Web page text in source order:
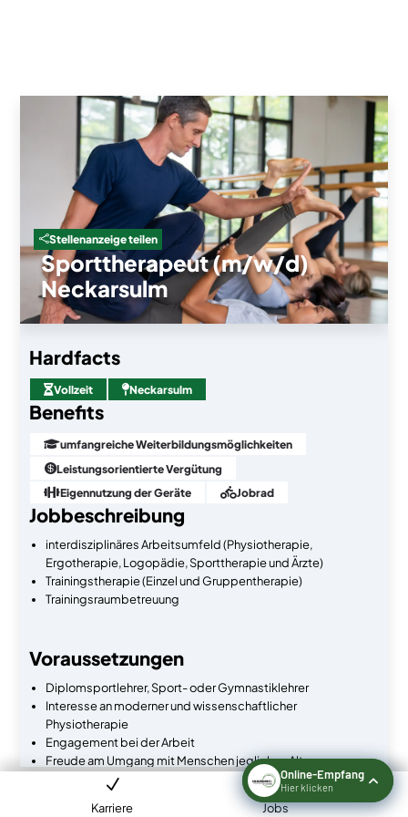
Karriere Jobs
Hardfacts
Vollzeit Neckarsulm
Benefits
umfangreiche Weiterbildungsmöglichkeiten
Leistungsorientierte Vergütung
Eigennutzung der Geräte Jobrad
Jobbeschreibung
interdisziplinäres Arbeitsumfeld (Physiotherapie,
Ergotherapie, Logopädie, Sporttherapie und Ärzte)
Trainingstherapie (Einzel und Gruppentherapie)
Trainingsraumbetreuung
Voraussetzungen
Diplomsportlehrer, Sport- oder Gymnastiklehrer
Interesse an moderner und wissenschaftlicher
Physiotherapie
Engagement bei der Arbeit
Freude am Umgang mit Menschen jeglichen Alters
Bereitschaft für flexible Arbeitszeiten
Stellenanzeige teilen
Sporttherapeut (m/w/d)
Neckarsulm
Jetzt bewerben
Karriere Jobs